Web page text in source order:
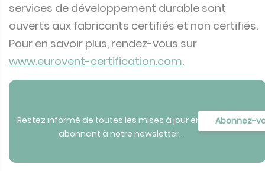
services de développement durable sont
ouverts aux fabricants certifiés et non certifiés.
Pour en savoir plus, rendez-vous sur
www.eurovent-certification.com.
Restez informé de toutes les mises à jour en vous
abonnant à notre newsletter.
Abonnez-